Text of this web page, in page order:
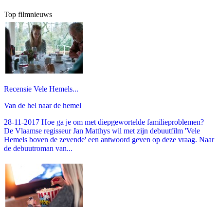
Top filmnieuws
Recensie Vele Hemels...
Van de hel naar de hemel
28-11-2017 Hoe ga je om met diepgewortelde familieproblemen?
De Vlaamse regisseur Jan Matthys wil met zijn debuutfilm 'Vele
Hemels boven de zevende' een antwoord geven op deze vraag. Naar
de debuutroman van...